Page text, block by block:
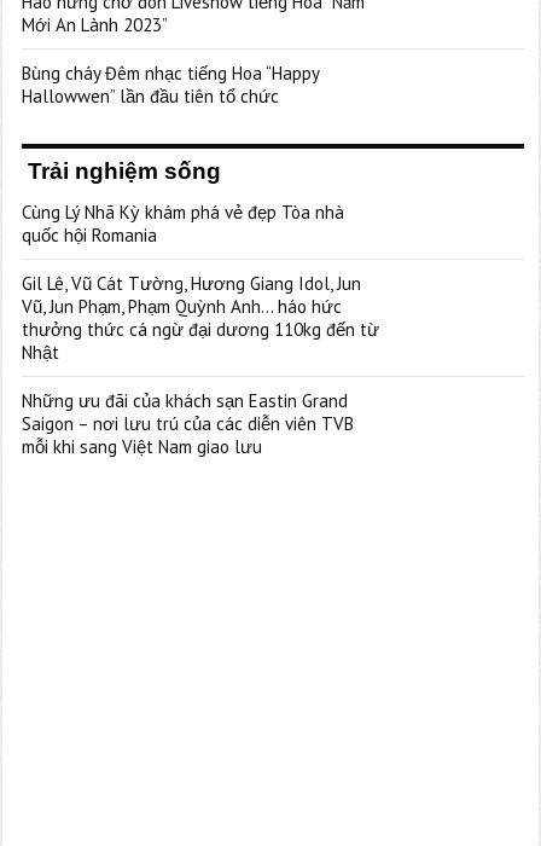
Mới An Lành 2023”
Bùng cháy Đêm nhạc tiếng Hoa “Happy
Hallowwen” lần đầu tiên tổ chức
Trải nghiệm sống
Cùng Lý Nhã Kỳ khám phá vẻ đẹp Tòa nhà
quốc hội Romania
Gil Lê, Vũ Cát Tường, Hương Giang Idol, Jun
Vũ, Jun Phạm, Phạm Quỳnh Anh… háo hức
thưởng thức cá ngừ đại dương 110kg đến từ
Nhật
Những ưu đãi của khách sạn Eastin Grand
Saigon – nơi lưu trú của các diễn viên TVB
mỗi khi sang Việt Nam giao lưu